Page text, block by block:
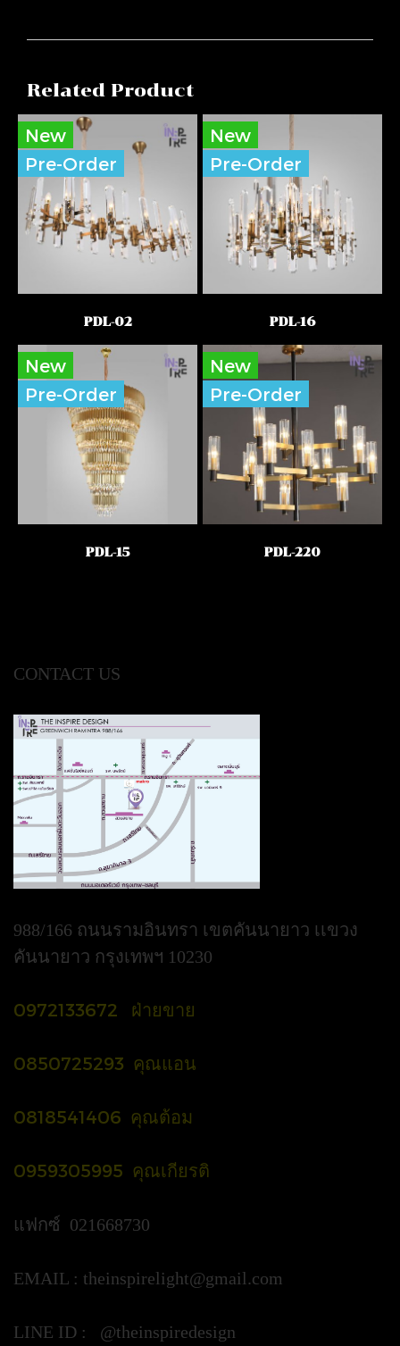
Related Product
New
Pre-Order
PDL-02
New
Pre-Order
PDL-16
New
Pre-Order
PDL-15
New
Pre-Order
PDL-220
CONTACT US
988/166 ถนนรามอินทรา เขตคันนายาว เเขวง
คันนายาว กรุงเทพฯ 10230
0972133672 ฝ่ายขาย
0850725293 คุณแอน
0818541406 คุณต้อม
0959305995 คุณเกียรติ
แฟกซ์ 021668730
EMAIL : theinspirelight@gmail.com
LINE ID : @theinspiredesign